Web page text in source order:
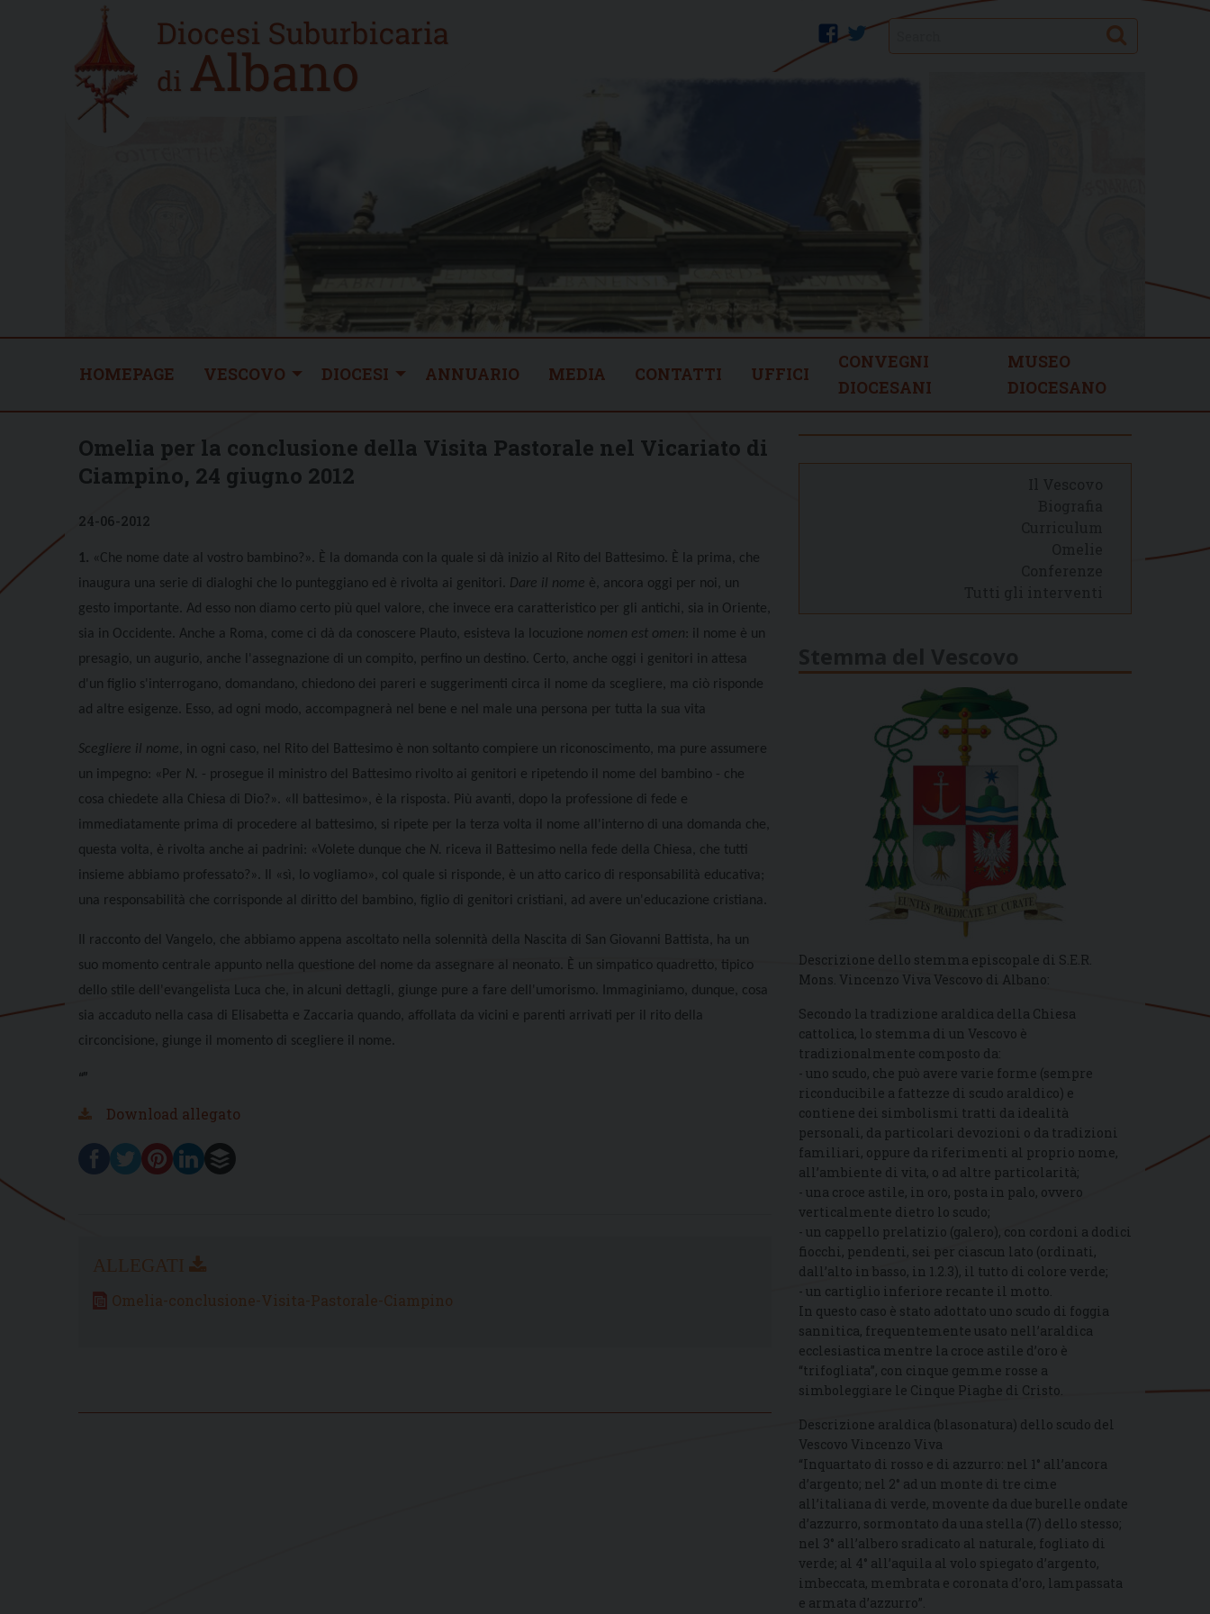
Home
new
twitter
facebook Search
HOMEPAGE VESCOVO DIOCESI ANNUARIO MEDIA CONTATTI UFFICI
CONVEGNI
DIOCESANI
MUSEO
DIOCESANO
Omelia per la conclusione della Visita Pastorale nel Vicariato di
Ciampino, 24 giugno 2012
24-06-2012
1. «Che nome date al vostro bambino?»
. È la domanda con la quale si dà inizio al Rito del Battesimo. È la prima, che
inaugura una serie di dialoghi che lo punteggiano ed è rivolta ai genitori. Dare il nome è, ancora oggi per noi, un
gesto importante. Ad esso non diamo certo più quel valore, che invece era caratteristico per gli antichi, sia in Oriente,
sia in Occidente. Anche a Roma, come ci dà da conoscere Plauto, esisteva la locuzione nomen est omen: il nome è un
presagio, un augurio, anche l'assegnazione di un compito, perfino un destino. Certo, anche oggi i genitori in attesa
d'un figlio s'interrogano, domandano, chiedono dei pareri e suggerimenti circa il nome da scegliere, ma ciò risponde
ad altre esigenze. Esso, ad ogni modo, accompagnerà nel bene e nel male una persona per tutta la sua vita
Scegliere il nome, in ogni caso, nel Rito del Battesimo è non soltanto compiere un riconoscimento, ma pure assumere
un impegno: « Per N. - prosegue il ministro del Battesimo rivolto ai genitori e ripetendo il nome del bambino - che
cosa chiedete alla Chiesa di Dio?». «Il battesimo», è la risposta. Più avanti, dopo la professione di fede e
immediatamente prima di procedere al battesimo, si ripete per la terza volta il nome all'interno di una domanda che,
questa volta, è rivolta anche ai padrini: «Volete dunque che N. riceva il Battesimo nella fede della Chiesa, che tutti
insieme abbiamo professato?». Il «sì, lo vogliamo», col quale si risponde, è un atto carico di responsabilità educativa;
una responsabilità che corrisponde al diritto del bambino, figlio di genitori cristiani, ad avere un'educazione cristiana.
Il racconto del Vangelo, che abbiamo appena ascoltato nella solennità della Nascita di San Giovanni Battista, ha un
suo momento centrale appunto nella questione del nome da assegnare al neonato. È un simpatico quadretto, tipico
dello stile dell'evangelista Luca che, in alcuni dettagli, giunge pure a fare dell'umorismo. Immaginiamo, dunque, cosa
sia accaduto nella casa di Elisabetta e Zaccaria quando, affollata da vicini e parenti arrivati per il rito della
circoncisione, giunge il momento di scegliere il nome.
“”
Download allegato
Omelia-conclusione-Visita-Pastorale-Ciampino
Descrizione dello stemma episcopale di S.E.R.
Mons. Vincenzo Viva Vescovo di Albano:
Secondo la tradizione araldica della Chiesa
cattolica, lo stemma di un Vescovo è
tradizionalmente composto da:
- uno scudo, che può avere varie forme (sempre
riconducibile a fattezze di scudo araldico) e
contiene dei simbolismi tratti da idealità
personali, da particolari devozioni o da tradizioni
familiari, oppure da riferimenti al proprio nome,
all’ambiente di vita, o ad altre particolarità;
- una croce astile, in oro, posta in palo, ovvero
verticalmente dietro lo scudo;
- un cappello prelatizio (galero), con cordoni a dodici
fiocchi, pendenti, sei per ciascun lato (ordinati,
dall’alto in basso, in 1.2.3), il tutto di colore verde;
- un cartiglio inferiore recante il motto.
In questo caso è stato adottato uno scudo di foggia
sannitica, frequentemente usato nell’araldica
ecclesiastica mentre la croce astile d’oro è
“trifogliata”, con cinque gemme rosse a
simboleggiare le Cinque Piaghe di Cristo.
Descrizione araldica (blasonatura) dello scudo del
Vescovo Vincenzo Viva
“Inquartato di rosso e di azzurro: nel 1° all’ancora
d’argento; nel 2° ad un monte di tre cime
all’italiana di verde, movente da due burelle ondate
d’azzurro, sormontato da una stella (7) dello stesso;
nel 3° all’albero sradicato al naturale, fogliato di
verde; al 4° all’aquila al volo spiegato d’argento,
imbeccata, membrata e coronata d’oro, lampassata
e armata d’azzurro”.